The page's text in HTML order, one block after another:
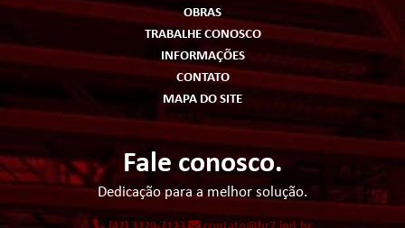
OBRAS
TRABALHE CONOSCO
INFORMAÇÕES
CONTATO
MAPA DO SITE
Fale conosco.
Dedicação para a melhor solução.